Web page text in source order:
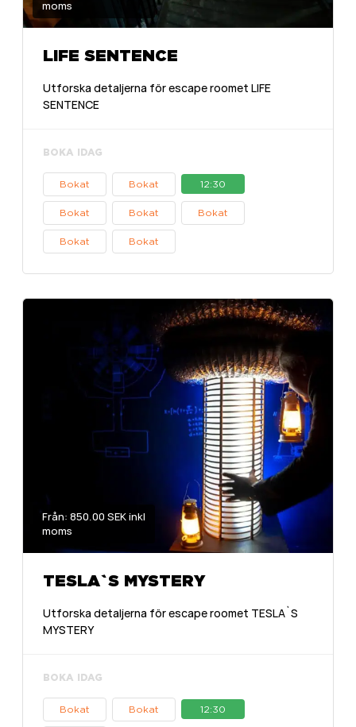
moms
LIFE SENTENCE
Utforska detaljerna för escape roomet LIFE
SENTENCE
BOKA IDAG
Bokat Bokat 12:30
Bokat Bokat Bokat
Bokat Bokat
Från: 850.00 SEK inkl
moms
TESLA`S MYSTERY
Utforska detaljerna för escape roomet TESLA`S
MYSTERY
BOKA IDAG
Bokat Bokat 12:30